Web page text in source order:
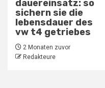
Die Kunst der
traditionellen
Thai-Massage:
Warum die
richtige
Ausstattung